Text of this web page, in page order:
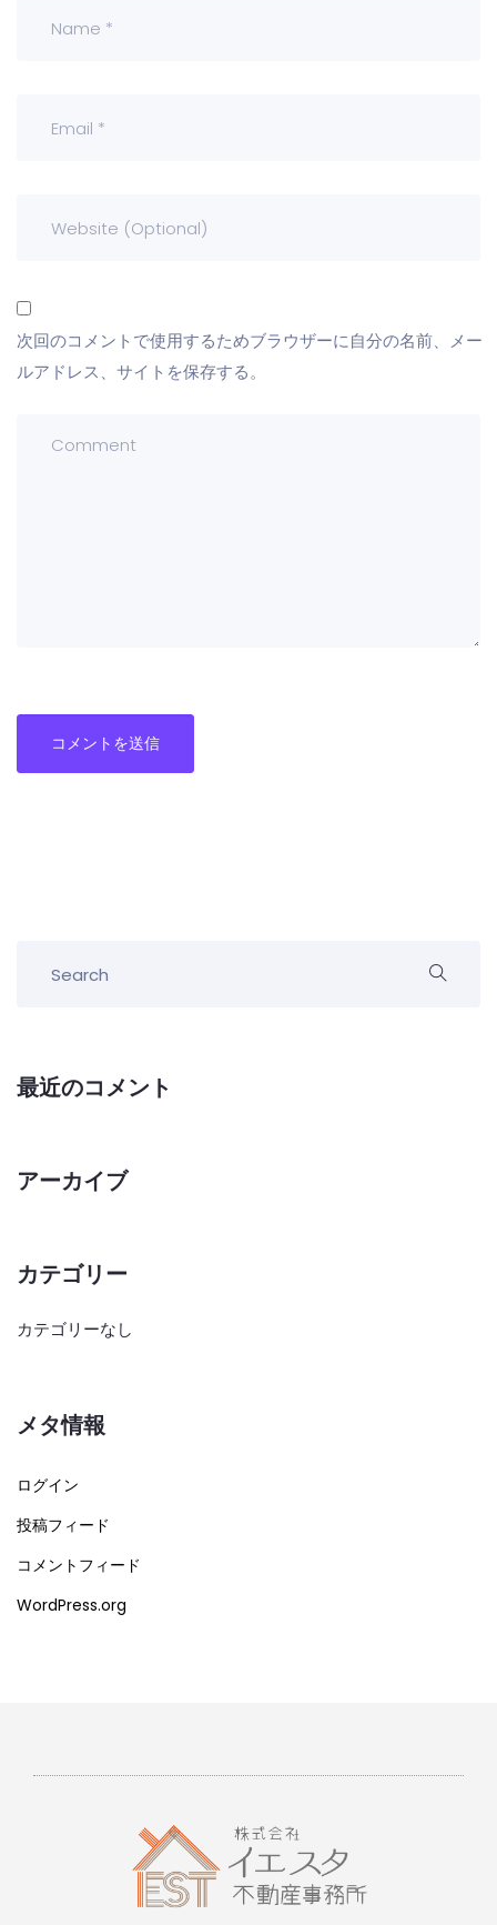
次回のコメントで使用するためブラウザーに自分の名前、メー
ルアドレス、サイトを保存する。
最近のコメント
アーカイブ
カテゴリー
カテゴリーなし
メタ情報
ログイン
投稿フィード
コメントフィード
WordPress.org